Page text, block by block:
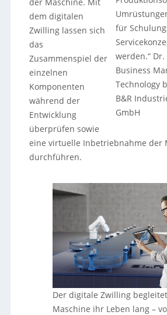
für
werden.“
Business
Technology
B&R
GmbH
dem digitalen
Zwilling lassen sich
das
Zusammenspiel der
einzelnen
Komponenten
während der
Entwicklung
überprüfen sowie
eine virtuelle Inbetriebnahme der
durchführen.
Der digitale Zwilling
Maschine ihr Leben lang –